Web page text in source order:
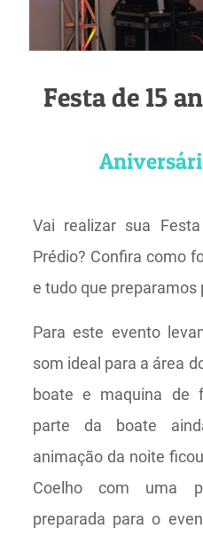
Festa de 15
Vai realizar sua
Prédio? Confira como
e tudo que preparamos
Para este evento
som ideal para a área
boate e maquina de
parte da boate
animação da noite
Coelho com uma
preparada para o